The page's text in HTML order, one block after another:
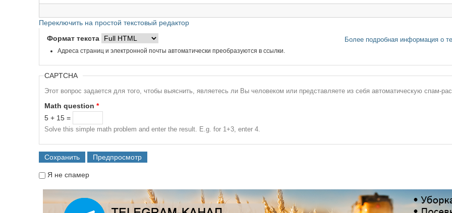
Переключить на простой текстовый редактор
Более подробная информация о
Формат текста
Адреса страниц и электронной почты автоматически преобразуются в ссылки.
CAPTCHA
Этот вопрос задается для того, чтобы выяснить, являетесь ли Вы человеком или представляете из себя автоматическую спам-
Math question *
5 + 15 =
Solve this simple math problem and enter the result. E.g. for 1+3, enter 4.
Я не спамер